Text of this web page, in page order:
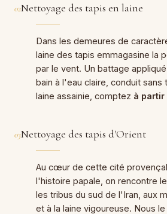
02Nettoyage des tapis en laine
Dans les demeures de
laine des tapis emmagasine la
par le vent. Un battage
bain à l'eau claire, conduit sans
laine assainie, comptez à partir
03Nettoyage des tapis d'Orient
Au cœur de cette cité
l'histoire papale, on rencontre
les tribus du sud de l'Iran, aux
et à la laine vigoureuse. Nous